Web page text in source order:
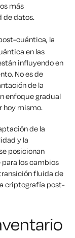
más
de datos.
cuántica, la
en las
influyendo en
No es de
de la
enfoque gradual
hoy mismo.
de la
y la
posicionan
los cambios
fluida de
criptografía post-